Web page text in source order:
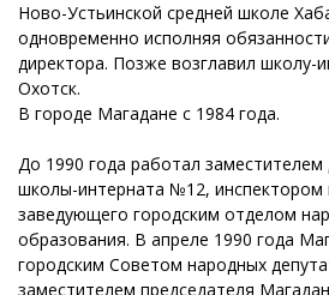
Ново-Устьинской средней школе
одновременно исполняя
директора. Позже возглавил школу-
Охотск.
В городе Магадане с 1984 года.
До 1990 года работал заместителем
школы-интерната №12, инспектором
заведующего городским отделом
образования. В апреле 1990 года
городским Советом народных
заместителем председателя